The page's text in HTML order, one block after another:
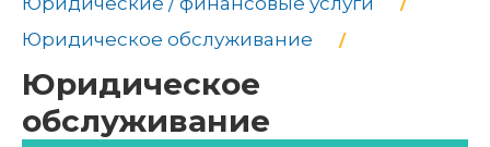
Юридическое обслуживание
Юридическое
обслуживание